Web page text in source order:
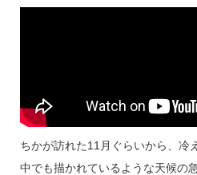
ちかが訪れた11月ぐらいから、冷
中でも描かれているような天候の